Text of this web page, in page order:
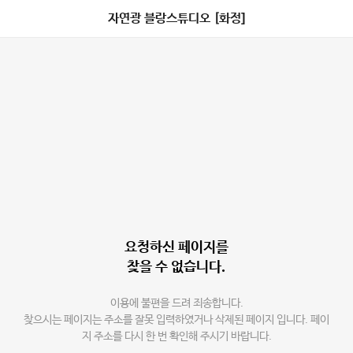
자연광 블랑스튜디오 [화정]
요청하신 페이지를
찾을 수 없습니다.
이용에 불편을 드려 죄송합니다.
찾으시는 페이지는 주소를 잘못 입력하였거나 삭제된 페이지 입니다. 페이
지 주소를 다시 한 번 확인해 주시기 바랍니다.